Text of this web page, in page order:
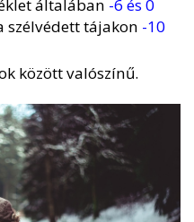
általában -6 és 0
szélvédett tájakon -10
között valószínű.